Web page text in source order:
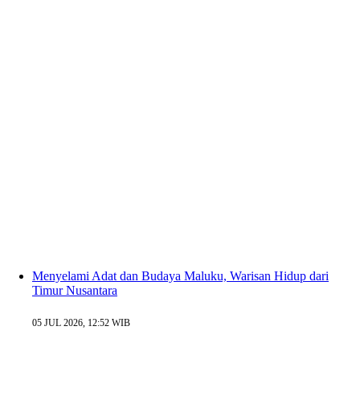
Menyelami Adat dan Budaya Maluku, Warisan Hidup dari
Timur Nusantara
05 JUL 2026, 12:52 WIB